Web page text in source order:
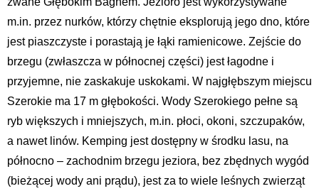
m.in. przez nurków, którzy chętnie eksplorują jego dno, które
jest piaszczyste i porastają je łąki ramienicowe. Zejście do
brzegu (zwłaszcza w północnej części) jest łagodne i
przyjemne, nie zaskakuje uskokami. W najgłębszym miejscu
Szerokie ma 17 m głębokości. Wody Szerokiego pełne są
ryb większych i mniejszych, m.in. płoci, okoni, szczupaków,
a nawet linów. Kemping jest dostępny w środku lasu, na
północno – zachodnim brzegu jeziora, bez zbędnych wygód
(bieżącej wody ani prądu), jest za to wiele leśnych zwierząt